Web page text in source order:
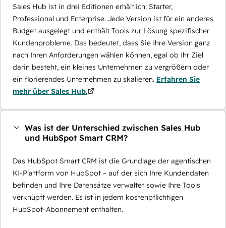
Sales Hub ist in drei Editionen erhältlich: Starter,
Professional und Enterprise. Jede Version ist für ein anderes
Budget ausgelegt und enthält Tools zur Lösung spezifischer
Kundenprobleme. Das bedeutet, dass Sie Ihre Version ganz
nach Ihren Anforderungen wählen können, egal ob Ihr Ziel
darin besteht, ein kleines Unternehmen zu vergrößern oder
ein florierendes Unternehmen zu skalieren. Erfahren Sie
mehr über Sales Hub.
Was ist der Unterschied zwischen Sales Hub
und HubSpot Smart CRM?
Das HubSpot Smart CRM ist die Grundlage der agentischen
KI-Plattform von HubSpot – auf der sich Ihre Kundendaten
befinden und Ihre Datensätze verwaltet sowie Ihre Tools
verknüpft werden. Es ist in jedem kostenpflichtigen
HubSpot-Abonnement enthalten.